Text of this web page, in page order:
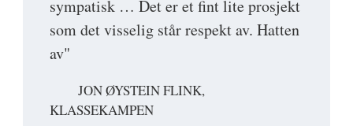
sympatisk … Det er et fint lite prosjekt
som det visselig står respekt av. Hatten
av"
JON ØYSTEIN FLINK,
KLASSEKAMPEN